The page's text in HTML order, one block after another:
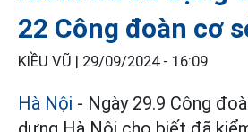
22 Công đoàn cơ
KIỀU VŨ | 29/09/2024 - 16:09
Hà Nội - Ngày 29.9 Công